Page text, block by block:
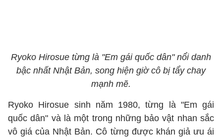
Ryoko Hirosue từng là "Em gái quốc dân" nổi danh
bậc nhất Nhật Bản, song hiện giờ cô bị tẩy chay
mạnh mẽ.
Ryoko Hirosue sinh năm 1980, từng là "Em gái
quốc dân" và là một trong những bảo vật nhan sắc
vô giá của Nhật Bản. Cô từng được khán giả ưu ái